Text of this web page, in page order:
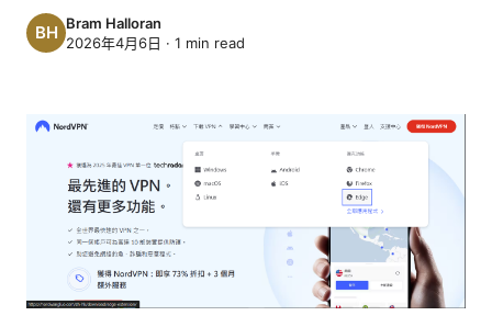
Bram Halloran
2026年4月6日 · 1 min read